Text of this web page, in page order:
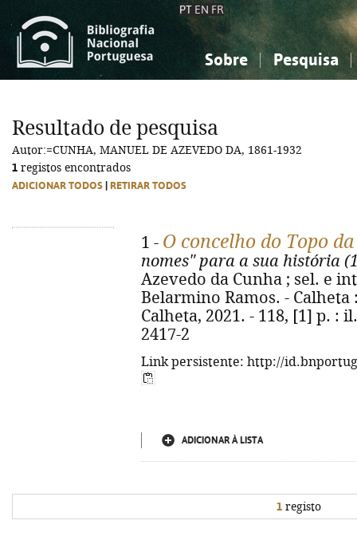
PT EN FR
Sobre Pesquisa
Ciências sociais...
Arte, desporto...
Ciências sociais...
Arte, desporto...
Resultado de pesquisa
Autor:=CUNHA, MANUEL DE AZEVEDO DA, 1861-1932
1 registos encontrados
ADICIONAR TODOS RETIRAR TODOS
1 - O concelho do Topo
nomes" para a sua história
Azevedo da Cunha ; sel. e
Belarmino Ramos. -
Calheta, 2021. - 118, [1] p. :
2417-2
Link persistente: http://
ADICIONAR À LISTA
1 registo